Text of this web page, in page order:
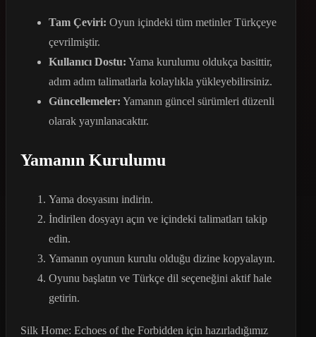
Tam Çeviri: Oyun içindeki tüm metinler Türkçeye
çevrilmiştir.
Kullanıcı Dostu: Yama kurulumu oldukça basittir,
adım adım talimatlarla kolaylıkla yükleyebilirsiniz.
Güncellemeler: Yamanın güncel sürümleri düzenli
olarak yayınlanacaktır.
Yamanın Kurulumu
Yama dosyasını indirin.
İndirilen dosyayı açın ve içindeki talimatları takip
edin.
Yamanın oyunun kurulu olduğu dizine kopyalayın.
Oyunu başlatın ve Türkçe dil seçeneğini aktif hale
getirin.
Silk Home: Echoes of the Forbidden için hazırladığımız